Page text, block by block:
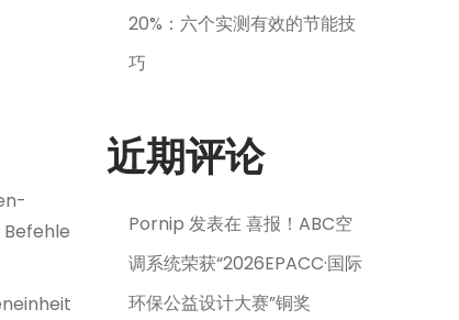
20%：六个实测有效的节能技
巧
近期评论
Pornip 发表在喜报！ABC空
调系统荣获“2026EPACC·国际
环保公益设计大赛”铜奖